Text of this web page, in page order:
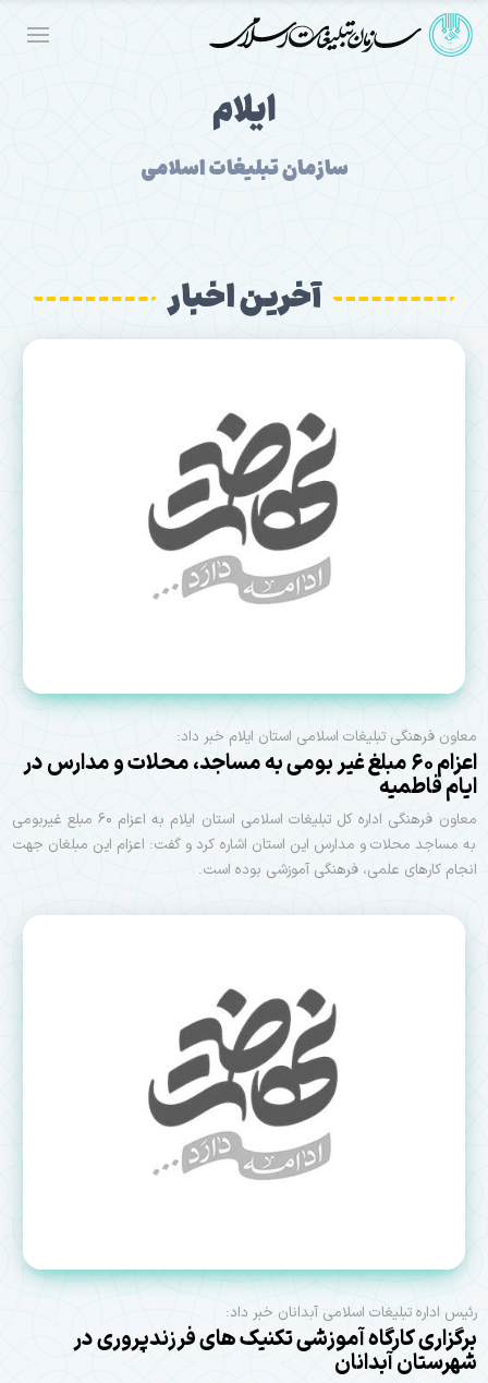
ایلام
سازمان تبلیغات اسلامی
آخرین اخبار
معاون فرهنگی تبلیغات اسلامی استان ایلام خبر داد:
اعزام ۶۰ مبلغ غیر بومی به مساجد، محلات و مدارس در
ایام فاطمیه
معاون فرهنگی اداره کل تبلیغات اسلامی استان ایلام به اعزام ۶۰ مبلع غیربومی
به مساجد محلات و مدارس این استان اشاره کرد و گفت: اعزام این مبلغان جهت
انجام کار‌های علمی، فرهنگی آموزشی بوده است.
رئیس اداره تبلیغات اسلامی آبدانان خبر داد:
برگزاری کارگاه آموزشی تکنیک های فرزندپروری در
شهرستان آبدانان